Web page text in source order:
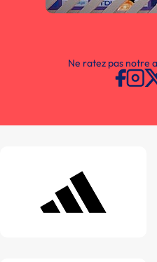
Ne ratez pas notre